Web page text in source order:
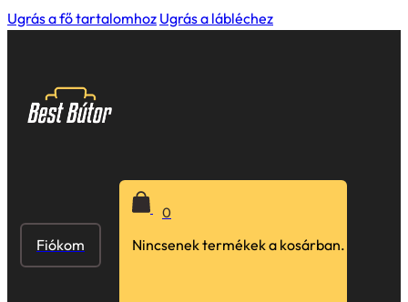
Ugrás a fő tartalomhoz Ugrás a lábléchez
Fiókom
0
Nincsenek termékek a kosárban.